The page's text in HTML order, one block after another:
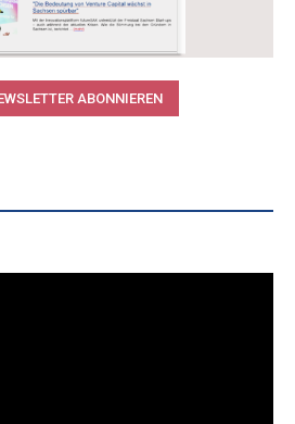
ABONNIEREN